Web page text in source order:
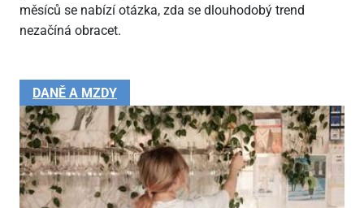
měsíců se nabízí otázka, zda se dlouhodobý trend
nezačíná obracet.
DANĚ A MZDY